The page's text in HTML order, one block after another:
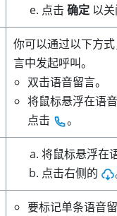
点击 确定 以
你可以通过以下方
言中发起呼叫。
双击语音留言。
将鼠标悬浮在语
点击
。
将鼠标悬浮在
点击右侧的
要标记单条语音